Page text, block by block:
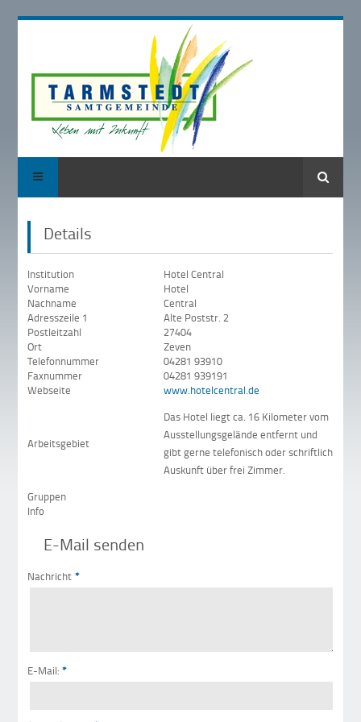
Suche
Details
Institution
Hotel Central
Vorname
Hotel
Nachname
Central
Adresszeile 1
Alte Poststr. 2
Postleitzahl
27404
Ort
Zeven
Telefonnummer
04281 93910
Faxnummer
04281 939191
Webseite
www.hotelcentral.de
Arbeitsgebiet
Das Hotel liegt ca. 16 Kilometer vom
Ausstellungsgelände entfernt und
gibt gerne telefonisch oder schriftlich
Auskunft über frei Zimmer.
Gruppen
Info
E-Mail senden
Nachricht *
E-Mail: *